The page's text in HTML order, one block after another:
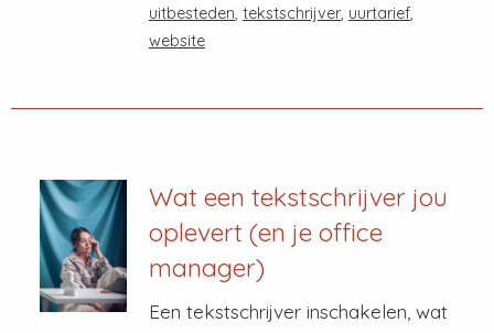
uitbesteden, tekstschrijver, uurtarief,
website
Wat een tekstschrijver jou
oplevert (en je office
manager)
Een tekstschrijver inschakelen, wat